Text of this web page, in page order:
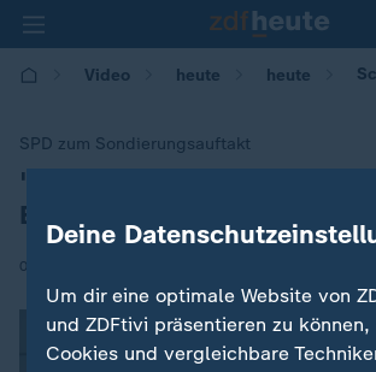
Video heute heute
SPD zum Sondierungsauftakt
:"Gespräche von
Bedeutung"
07.01.2018 | 10:40
Deine
Um dir eine optimale Website von
und ZDFtivi präsentieren zu
Cookies und vergleichbare